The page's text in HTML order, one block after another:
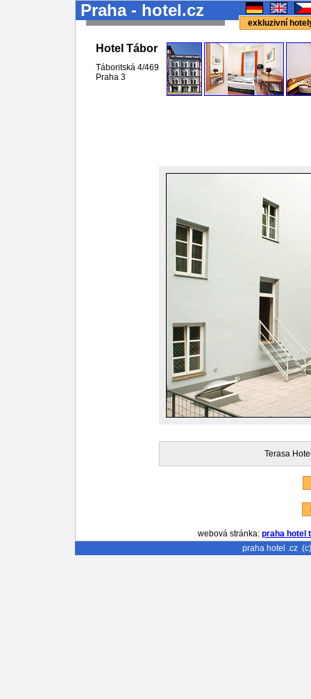
Praha - hotel.cz
exkluzivní
Hotel Tábor
Táboritská 4/469
Praha 3
Terasa
webová stránka: praha hotel
praha hotel .cz